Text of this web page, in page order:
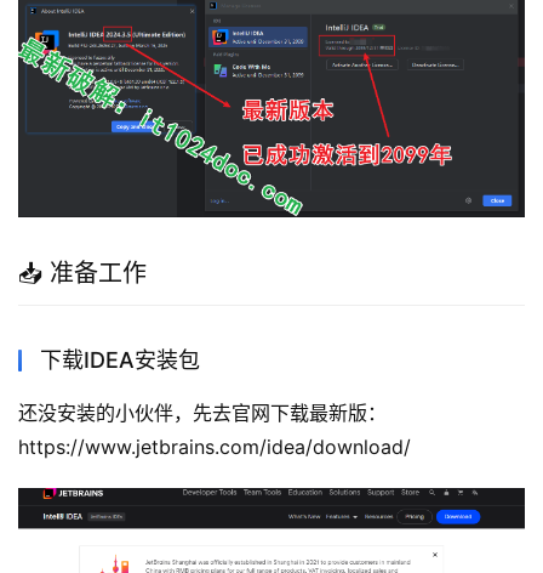
📥 准备工作
下载IDEA安装包
还没安装的小伙伴，先去官网下载最新版：
https://www.jetbrains.com/idea/download/